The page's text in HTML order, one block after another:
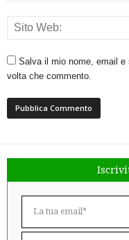
Salva il mio nome, email e
volta che commento.